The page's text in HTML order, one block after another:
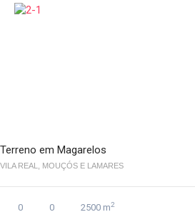
Terreno em Magarelos
VILA REAL, MOUÇÓS E LAMARES
0 0 2500 m2